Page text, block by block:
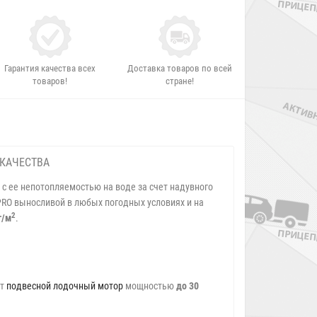
Гарантия качества всех
товаров!
Доставка товаров по всей
стране!
непотопляемостью на воде за счет надувного
выносливой в любых погодных условиях и на
м2.
подвесной лодочный мотор мощностьюдо 30